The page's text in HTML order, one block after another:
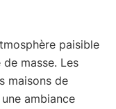
paisible
masse. Les
maisons de
ambiance